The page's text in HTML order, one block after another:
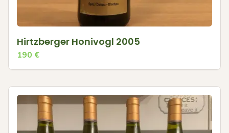
Hirtzberger Honivogl 2005
190 €